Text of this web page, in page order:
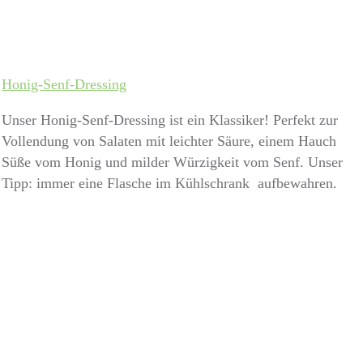
Honig-Senf-Dressing
Unser Honig-Senf-Dressing ist ein Klassiker! Perfekt zur
Vollendung von Salaten mit leichter Säure, einem Hauch
Süße vom Honig und milder Würzigkeit vom Senf. Unser
Tipp: immer eine Flasche im Kühlschrank aufbewahren.